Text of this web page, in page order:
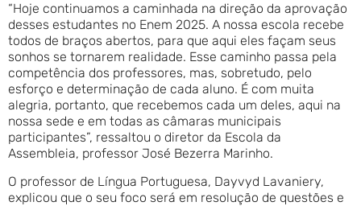
“Hoje continuamos a caminhada na direção da aprovação
desses estudantes no Enem 2025. A nossa escola recebe
todos de braços abertos, para que aqui eles façam seus
sonhos se tornarem realidade. Esse caminho passa pela
competência dos professores, mas, sobretudo, pelo
esforço e determinação de cada aluno. É com muita
alegria, portanto, que recebemos cada um deles, aqui na
nossa sede e em todas as câmaras municipais
participantes”, ressaltou o diretor da Escola da
Assembleia, professor José Bezerra Marinho.
O professor de Língua Portuguesa, Dayvyd Lavaniery,
explicou que o seu foco será em resolução de questões e